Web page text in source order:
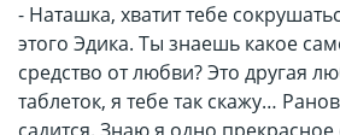
- Наташка, хватит тебе
этого Эдика. Ты знаешь какое
средство от любви? Это другая
таблеток, я тебе так скажу…